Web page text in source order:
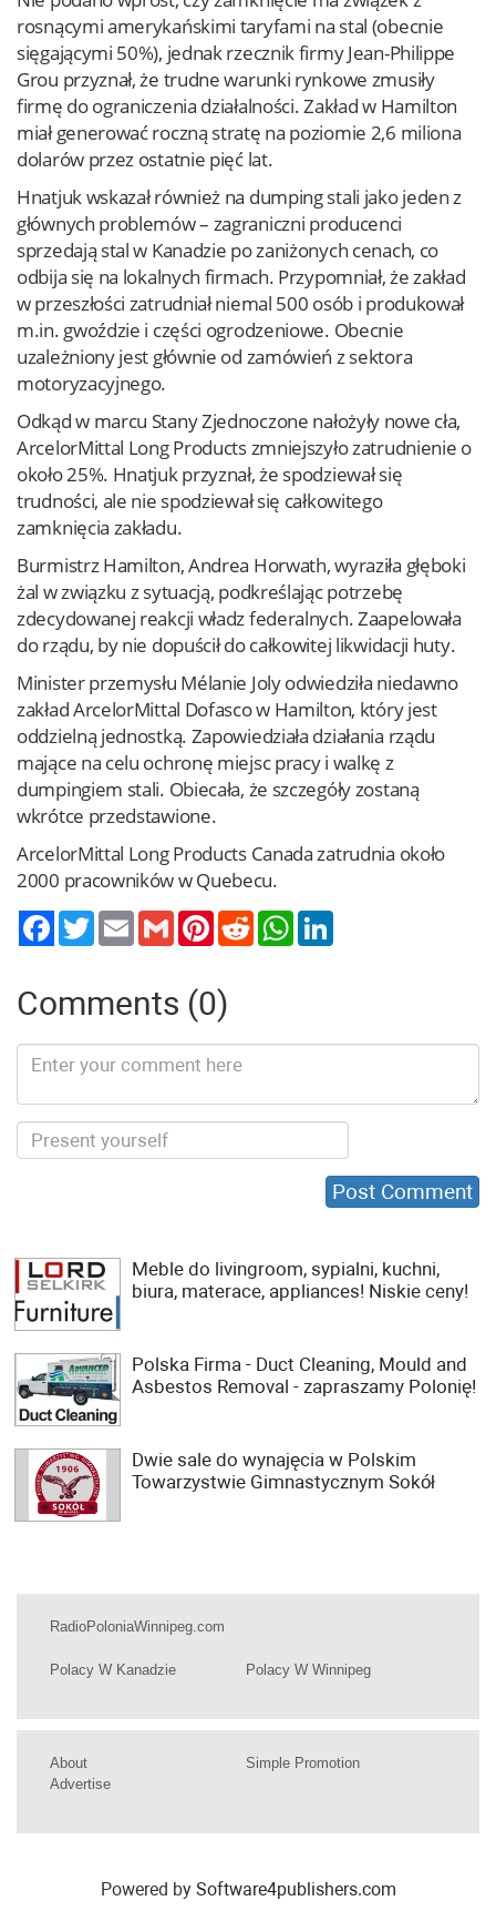
rosnącymi amerykańskimi taryfami na stal (obecnie
sięgającymi 50%), jednak rzecznik firmy Jean-Philippe
Grou przyznał, że trudne warunki rynkowe zmusiły
firmę do ograniczenia działalności. Zakład w Hamilton
miał generować roczną stratę na poziomie 2,6 miliona
dolarów przez ostatnie pięć lat.
Hnatjuk wskazał również na dumping stali jako jeden z
głównych problemów – zagraniczni producenci
sprzedają stal w Kanadzie po zaniżonych cenach, co
odbija się na lokalnych firmach. Przypomniał, że zakład
w przeszłości zatrudniał niemal 500 osób i produkował
m.in. gwoździe i części ogrodzeniowe. Obecnie
uzależniony jest głównie od zamówień z sektora
motoryzacyjnego.
Odkąd w marcu Stany Zjednoczone nałożyły nowe cła,
ArcelorMittal Long Products zmniejszyło zatrudnienie o
około 25%. Hnatjuk przyznał, że spodziewał się
trudności, ale nie spodziewał się całkowitego
zamknięcia zakładu.
Burmistrz Hamilton, Andrea Horwath, wyraziła głęboki
żal w związku z sytuacją, podkreślając potrzebę
zdecydowanej reakcji władz federalnych. Zaapelowała
do rządu, by nie dopuścił do całkowitej likwidacji huty.
Minister przemysłu Mélanie Joly odwiedziła niedawno
zakład ArcelorMittal Dofasco w Hamilton, który jest
oddzielną jednostką. Zapowiedziała działania rządu
mające na celu ochronę miejsc pracy i walkę z
dumpingiem stali. Obiecała, że szczegóły zostaną
wkrótce przedstawione.
ArcelorMittal Long Products Canada zatrudnia około
2000 pracowników w Quebecu.
TwitterEmail Gmail PinterestReddit WhatsApp
Comments (0)
Meble do livingroom, sypialni, kuchni,
biura, materace, appliances! Niskie ceny!
Polska Firma - Duct Cleaning, Mould and
Asbestos Removal - zapraszamy Polonię!
Dwie sale do wynajęcia w Polskim
Towarzystwie Gimnastycznym Sokół
RadioPoloniaWinnipeg.com
Polacy W Kanadzie Polacy W Winnipeg
About
Advertise
Simple Promotion
Powered by Software4publishers.com